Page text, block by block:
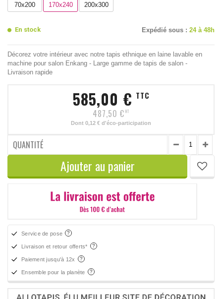
70x200 170x240 200x300
En stock Expédié sous : 24 à 48h
Décorez votre intérieur avec notre tapis ethnique en laine lavable en
machine pour salon Enkang - Large gamme de tapis de salon -
Livraison rapide
585,00 € TTC
487,50 € HT
Dont 0,12 € d'éco-participation
QUANTITÉ
Ajouter au panier
Service de pose
Livraison et retour offerts*
Paiement jusqu'à 12x
Ensemble pour la planète